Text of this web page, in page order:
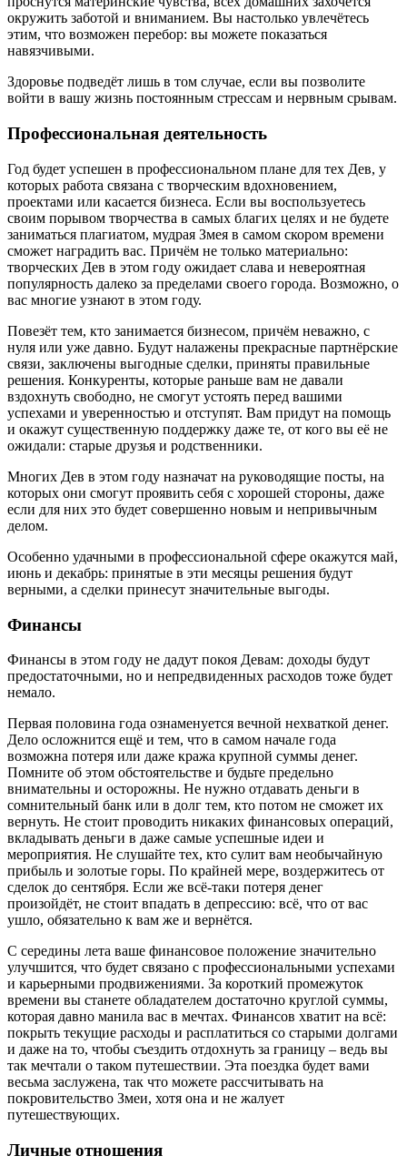
окружить заботой и вниманием. Вы настолько увлечётесь
этим, что возможен перебор: вы можете показаться
навязчивыми.
Здоровье подведёт лишь в том случае, если вы позволите
войти в вашу жизнь постоянным стрессам и нервным срывам.
Профессиональная деятельность
Год будет успешен в профессиональном плане для тех Дев, у
которых работа связана с творческим вдохновением,
проектами или касается бизнеса. Если вы воспользуетесь
своим порывом творчества в самых благих целях и не будете
заниматься плагиатом, мудрая Змея в самом скором времени
сможет наградить вас. Причём не только материально:
творческих Дев в этом году ожидает слава и невероятная
популярность далеко за пределами своего города. Возможно, о
вас многие узнают в этом году.
Повезёт тем, кто занимается бизнесом, причём неважно, с
нуля или уже давно. Будут налажены прекрасные партнёрские
связи, заключены выгодные сделки, приняты правильные
решения. Конкуренты, которые раньше вам не давали
вздохнуть свободно, не смогут устоять перед вашими
успехами и уверенностью и отступят. Вам придут на помощь
и окажут существенную поддержку даже те, от кого вы её не
ожидали: старые друзья и родственники.
Многих Дев в этом году назначат на руководящие посты, на
которых они смогут проявить себя с хорошей стороны, даже
если для них это будет совершенно новым и непривычным
делом.
Особенно удачными в профессиональной сфере окажутся май,
июнь и декабрь: принятые в эти месяцы решения будут
верными, а сделки принесут значительные выгоды.
Финансы
Финансы в этом году не дадут покоя Девам: доходы будут
предостаточными, но и непредвиденных расходов тоже будет
немало.
Первая половина года ознаменуется вечной нехваткой денег.
Дело осложнится ещё и тем, что в самом начале года
возможна потеря или даже кража крупной суммы денег.
Помните об этом обстоятельстве и будьте предельно
внимательны и осторожны. Не нужно отдавать деньги в
сомнительный банк или в долг тем, кто потом не сможет их
вернуть. Не стоит проводить никаких финансовых операций,
вкладывать деньги в даже самые успешные идеи и
мероприятия. Не слушайте тех, кто сулит вам необычайную
прибыль и золотые горы. По крайней мере, воздержитесь от
сделок до сентября. Если же всё-таки потеря денег
произойдёт, не стоит впадать в депрессию: всё, что от вас
ушло, обязательно к вам же и вернётся.
С середины лета ваше финансовое положение значительно
улучшится, что будет связано с профессиональными успехами
и карьерными продвижениями. За короткий промежуток
времени вы станете обладателем достаточно круглой суммы,
которая давно манила вас в мечтах. Финансов хватит на всё:
покрыть текущие расходы и расплатиться со старыми долгами
и даже на то, чтобы съездить отдохнуть за границу – ведь вы
так мечтали о таком путешествии. Эта поездка будет вами
весьма заслужена, так что можете рассчитывать на
покровительство Змеи, хотя она и не жалует
путешествующих.
Личные отношения